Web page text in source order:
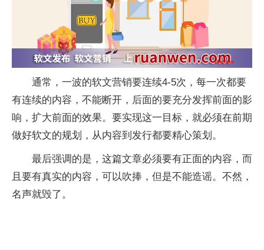
通常，一波的软文营销要连续4-5次，每一次都要
有连续的内容，不能断开，后面的要充分发挥前面的影
响，扩大前面的效果。要实现这一目标，就必须在前期
做好软文的规划，从内容到发行都要精心策划。
最后强调的是，这篇文章必须要有正面的内容，而
且要有真实的内容，可以吹捧，但是不能造谣。不然，
名声就毁了。